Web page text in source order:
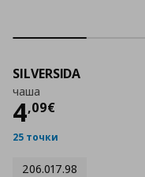
SILVERSIDA
чаша
4,09€
Цена
25 точки
206.017.98